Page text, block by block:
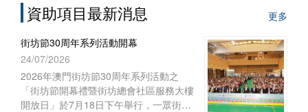
為期七天的文化交流與研習體驗之旅。
利舉行。澳門基金會作為澳門出版界代表
再度參展，攜近年出版的多領域精品圖書
亮相，向內地及各地讀者展現澳門豐富的
出版成果與文化底蘊。
資助項目最新消息
更多
街坊節30周年系列活動開幕
24/07/2026
2026年澳門街坊節30周年系列活動之
「街坊節開幕禮暨街坊總會社區服務大樓
開放日」於7月18日下午舉行，一眾街坊